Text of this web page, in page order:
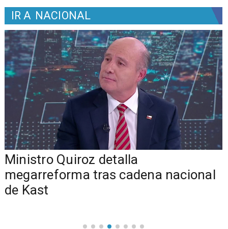
IR A NACIONAL
Ministro Quiroz detalla
megarreforma tras cadena nacional
de Kast